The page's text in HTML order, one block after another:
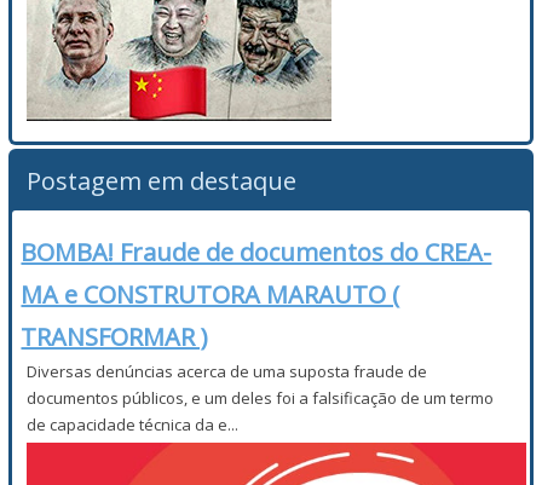
Postagem em destaque
BOMBA! Fraude de documentos do CREA-
MA e CONSTRUTORA MARAUTO (
TRANSFORMAR )
Diversas denúncias acerca de uma suposta fraude de
documentos públicos, e um deles foi a falsificação de um termo
de capacidade técnica da e...